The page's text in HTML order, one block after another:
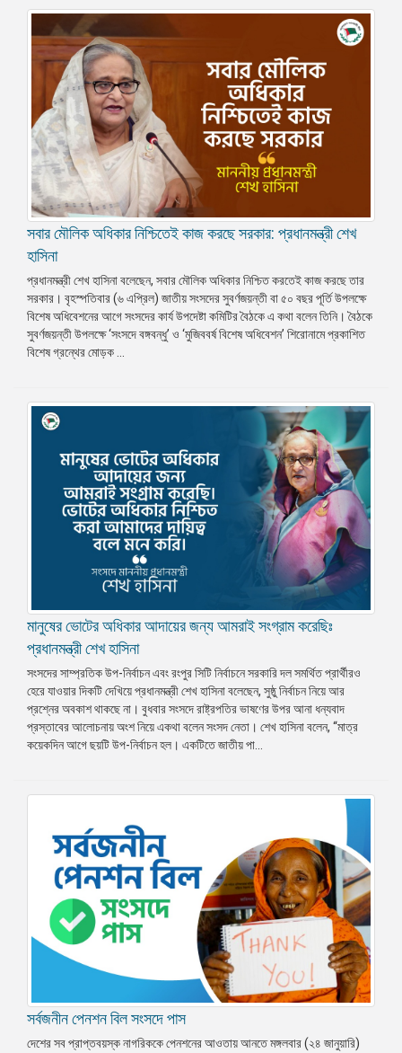
সবার মৌলিক অধিকার নিশ্চিতেই কাজ করছে সরকার: প্রধানমন্ত্রী শেখ
হাসিনা
প্রধানমন্ত্রী শেখ হাসিনা বলেছেন, সবার মৌলিক অধিকার নিশ্চিত করতেই কাজ করছে তার
সরকার। বৃহস্পতিবার (৬ এপ্রিল) জাতীয় সংসদের সুবর্ণজয়ন্তী বা ৫০ বছর পূর্তি উপলক্ষে
বিশেষ অধিবেশনের আগে সংসদের কার্য উপদেষ্টা কমিটির বৈঠকে এ কথা বলেন তিনি। বৈঠকে
সুবর্ণজয়ন্তী উপলক্ষে ‘সংসদে বঙ্গবন্ধু’ ও ‘মুজিববর্ষ বিশেষ অধিবেশন’ শিরোনামে প্রকাশিত
বিশেষ গ্রন্থের মোড়ক ...
মানুষের ভোটের অধিকার আদায়ের জন্য আমরাই সংগ্রাম করেছিঃ
প্রধানমন্ত্রী শেখ হাসিনা
সংসদের সাম্প্রতিক উপ-নির্বাচন এবং রংপুর সিটি নির্বাচনে সরকারি দল সমর্থিত প্রার্থীরও
হেরে যাওয়ার দিকটি দেখিয়ে প্রধানমন্ত্রী শেখ হাসিনা বলেছেন, সুষ্ঠু নির্বাচন নিয়ে আর
প্রশ্নের অবকাশ থাকছে না। বুধবার সংসদে রাষ্ট্রপতির ভাষণের উপর আনা ধন্যবাদ
প্রস্তাবের আলোচনায় অংশ নিয়ে একথা বলেন সংসদ নেতা। শেখ হাসিনা বলেন, “মাত্র
কয়েকদিন আগে ছয়টি উপ-নির্বাচন হল। একটিতে জাতীয় পা...
সর্বজনীন পেনশন বিল সংসদে পাস
দেশের সব প্রাপ্তবয়স্ক নাগরিককে পেনশনের আওতায় আনতে মঙ্গলবার (২৪ জানুয়ারি)